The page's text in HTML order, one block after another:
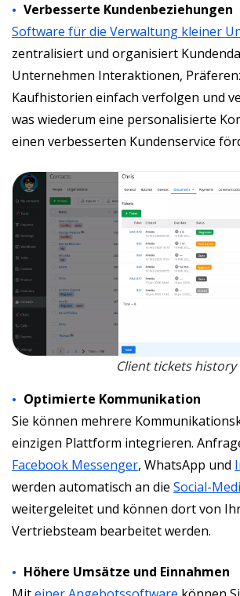
Verbesserte Kundenbeziehungen
Software für die Verwaltung kleiner
zentralisiert und organisiert
Unternehmen Interaktionen,
Kaufhistorien einfach verfolgen und
was wiederum eine personalisierte
einen verbesserten Kundenservice
Client tickets history
Optimierte Kommunikation
Sie können mehrere
einzigen Plattform integrieren.
Facebook Messenger, WhatsApp und
werden automatisch an die Social-
weitergeleitet und können dort von
Vertriebsteam bearbeitet werden.
Höhere Umsätze und Einnahmen